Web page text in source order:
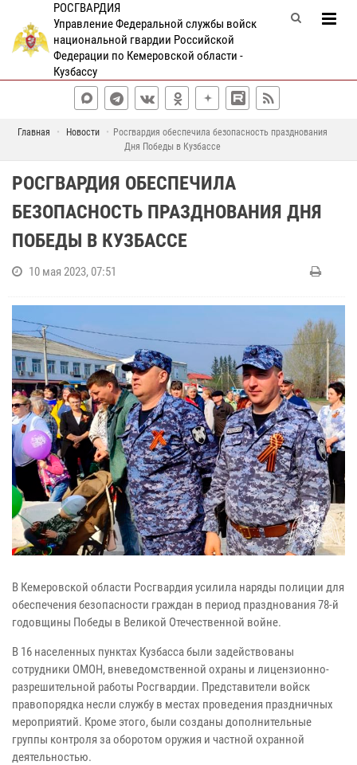
РОСГВАРДИЯ
Управление Федеральной службы войск
национальной гвардии Российской
Федерации по Кемеровской области -
Кузбассу
Главная Новости
Росгвардия обеспечила безопасность празднования
Дня Победы в Кузбассе
РОСГВАРДИЯ ОБЕСПЕЧИЛА
БЕЗОПАСНОСТЬ ПРАЗДНОВАНИЯ ДНЯ
ПОБЕДЫ В КУЗБАССЕ
10 мая 2023, 07:51
В Кемеровской области Росгвардия усилила наряды полиции для
обеспечения безопасности граждан в период празднования 78-й
годовщины Победы в Великой Отечественной войне.
В 16 населенных пунктах Кузбасса были задействованы
сотрудники ОМОН, вневедомственной охраны и лицензионно-
разрешительной работы Росгвардии. Представители войск
правопорядка несли службу в местах проведения праздничных
мероприятий. Кроме этого, были созданы дополнительные
группы контроля за оборотом оружия и частной охранной
деятельностью.